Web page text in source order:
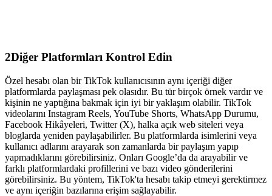
2Diğer Platformları Kontrol Edin
Özel hesabı olan bir TikTok kullanıcısının aynı içeriği diğer
platformlarda paylaşması pek olasıdır. Bu tür birçok örnek vardır ve
kişinin ne yaptığına bakmak için iyi bir yaklaşım olabilir. TikTok
videolarını Instagram Reels, YouTube Shorts, WhatsApp Durumu,
Facebook Hikâyeleri, Twitter (X), halka açık web siteleri veya
bloglarda yeniden paylaşabilirler. Bu platformlarda isimlerini veya
kullanıcı adlarını arayarak son zamanlarda bir paylaşım yapıp
yapmadıklarını görebilirsiniz. Onları Google’da da arayabilir ve
farklı platformlardaki profillerini ve bazı video gönderilerini
görebilirsiniz. Bu yöntem, TikTok'ta hesabı takip etmeyi gerektirmez
ve aynı içeriğin bazılarına erişim sağlayabilir.